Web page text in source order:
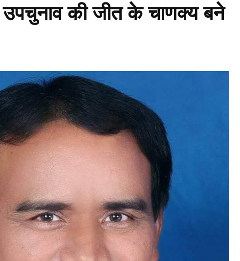
उपचुनाव की जीत के चाणक्य बने